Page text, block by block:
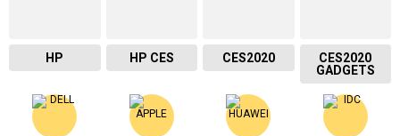
HP HP CES CES2020
CES2020
GADGETS